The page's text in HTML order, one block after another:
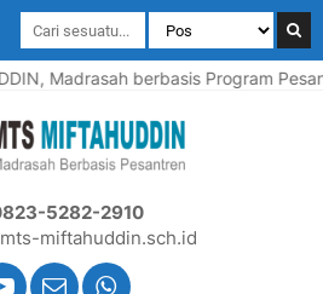
Madrasah berbasis Program
5282-2910
miftahuddin.sch.id